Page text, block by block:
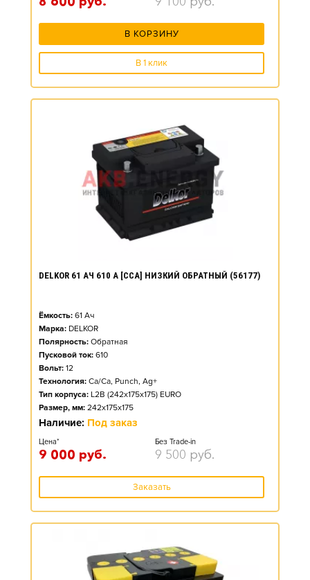
В КОРЗИНУ
В 1 клик
DELKOR 61 АЧ 610 А [CCA] НИЗКИЙ ОБРАТНЫЙ (56177)
Ёмкость: 61 Ач
Марка: DELKOR
Полярность: Обратная
Пусковой ток: 610
Вольт: 12
Технология: Ca/Ca, Punch, Ag+
Тип корпуса: L2B (242x175x175) EURO
Размер, мм: 242x175x175
Наличие: Под заказ
Цена*
9 000 руб.
Без Trade-in
9 500 руб.
Заказать